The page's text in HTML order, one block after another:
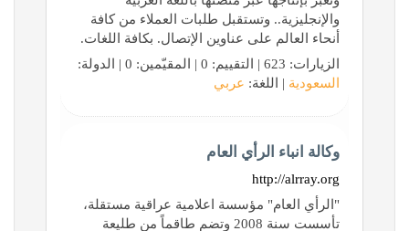
والإنجليزية.. وتستقبل طلبات العملاء من كافة
أنحاء العالم على عناوين الإتصال. بكافة اللغات.
الزيارات: 623 | التقييم: 0 | المقيّمين: 0 | الدولة:
السعودية | اللغة: عربي
وكالة انباء الرأي العام
http://alrray.org
"الرأي العام" مؤسسة اعلامية عراقية مستقلة،
تأسست سنة 2008 وتضم طاقماً من طليعة